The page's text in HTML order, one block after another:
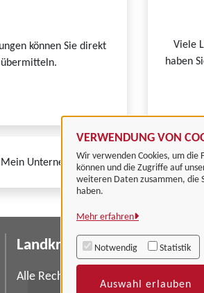
VERWENDUNG VON
Wir verwenden Cookies, um
können und die Zugriffe auf
weiteren Daten zusammen, die
haben.
Mehr erfahren
Notwendig Statistik
Auswahl erlauben
können Sie direkt
Viele
haben
Unternehmenskonto finden Sie auf der
Landkreis Göttingen
Alle Rechte vorbehalten